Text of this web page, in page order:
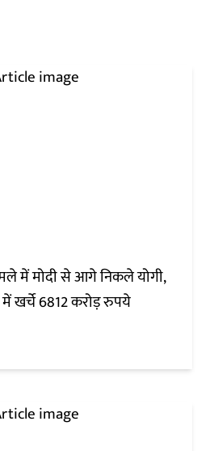
में मोदी से आगे निकले योगी,
खर्चे 6812 करोड़ रुपये